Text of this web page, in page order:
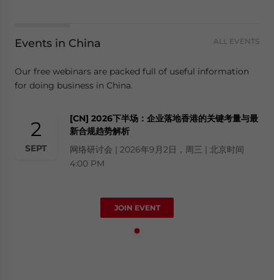
Events in China ALL EVENTS
Our free webinars are packed full of useful information
for doing business in China.
2
SEPT
[CN] 2026下半场：企业落地香港的关键考量与最
新合规趋势解析
网络研讨会 | 2026年9月2日，周三 | 北京时间
4:00 PM
JOIN EVENT